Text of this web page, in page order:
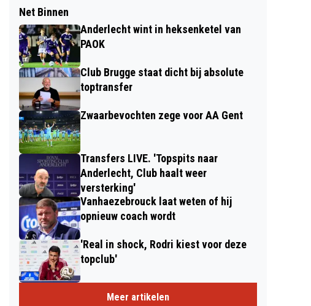
Net Binnen
Anderlecht wint in heksenketel van
PAOK
Club Brugge staat dicht bij absolute
toptransfer
Zwaarbevochten zege voor AA Gent
Transfers LIVE. 'Topspits naar
Anderlecht, Club haalt weer
versterking'
Vanhaezebrouck laat weten of hij
opnieuw coach wordt
'Real in shock, Rodri kiest voor deze
topclub'
Meer artikelen